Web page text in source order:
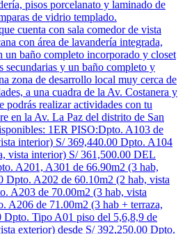
pisos porcelanato y laminado de
de vidrio templado.
cuenta con sala comedor de vista
con área de lavandería integrada,
un baño completo incorporado y closet
secundarias y un baño completo y
zona de desarrollo local muy cerca de
a una cuadra de la Av. Costanera y
podrás realizar actividades con tu
en la Av. La Paz del distrito de San
1ER PISO:Dpto. A103 de
interior) S/ 369,440.00 Dpto. A104
vista interior) S/ 361,500.00 DEL
A201, A301 de 66.90m2 (3 hab,
Dpto. A202 de 60.10m2 (2 hab, vista
A203 de 70.00m2 (3 hab, vista
A206 de 71.00m2 (3 hab + terraza,
Dpto. Tipo A01 piso del 5,6,8,9 de
exterior) desde S/ 392,250.00 Dpto.